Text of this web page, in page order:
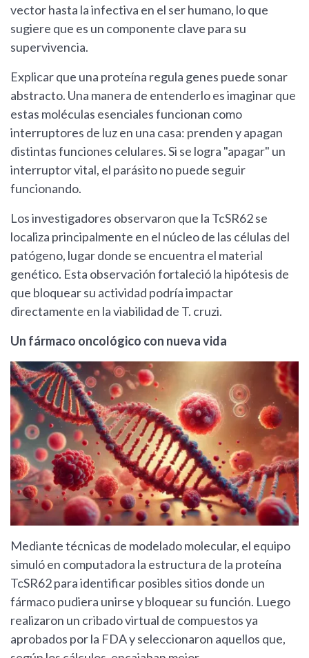
vector hasta la infectiva en el ser humano, lo que
sugiere que es un componente clave para su
supervivencia.
Explicar que una proteína regula genes puede sonar
abstracto. Una manera de entenderlo es imaginar que
estas moléculas esenciales funcionan como
interruptores de luz en una casa: prenden y apagan
distintas funciones celulares. Si se logra "apagar" un
interruptor vital, el parásito no puede seguir
funcionando.
Los investigadores observaron que la TcSR62 se
localiza principalmente en el núcleo de las células del
patógeno, lugar donde se encuentra el material
genético. Esta observación fortaleció la hipótesis de
que bloquear su actividad podría impactar
directamente en la viabilidad de T. cruzi.
Un fármaco oncológico con nueva vida
Mediante técnicas de modelado molecular, el equipo
simuló en computadora la estructura de la proteína
TcSR62 para identificar posibles sitios donde un
fármaco pudiera unirse y bloquear su función. Luego
realizaron un cribado virtual de compuestos ya
aprobados por la FDA y seleccionaron aquellos que,